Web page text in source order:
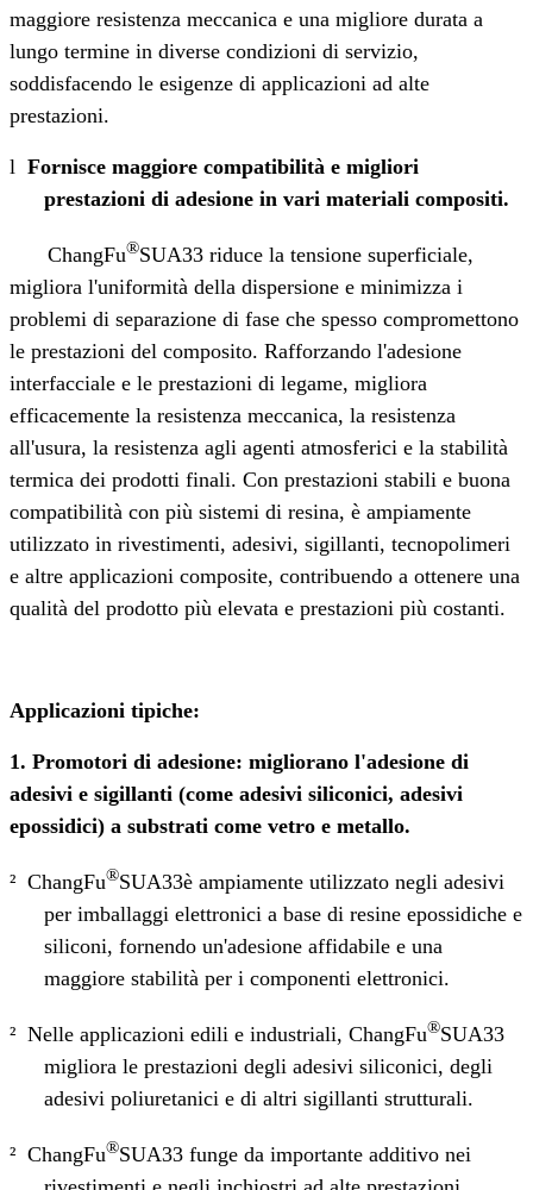
maggiore resistenza meccanica e una migliore durata a
lungo termine in diverse condizioni di servizio,
soddisfacendo le esigenze di applicazioni ad alte
prestazioni.
l Fornisce maggiore compatibilità e migliori
prestazioni di adesione in vari materiali compositi.
ChangFu®SUA33 riduce la tensione superficiale,
migliora l'uniformità della dispersione e minimizza i
problemi di separazione di fase che spesso compromettono
le prestazioni del composito. Rafforzando l'adesione
interfacciale e le prestazioni di legame, migliora
efficacemente la resistenza meccanica, la resistenza
all'usura, la resistenza agli agenti atmosferici e la stabilità
termica dei prodotti finali. Con prestazioni stabili e buona
compatibilità con più sistemi di resina, è ampiamente
utilizzato in rivestimenti, adesivi, sigillanti, tecnopolimeri
e altre applicazioni composite, contribuendo a ottenere una
qualità del prodotto più elevata e prestazioni più costanti.
Applicazioni tipiche:
1. Promotori di adesione: migliorano l'adesione di
adesivi e sigillanti (come adesivi siliconici, adesivi
epossidici) a substrati come vetro e metallo.
² ChangFu®SUA33è ampiamente utilizzato negli adesivi
per imballaggi elettronici a base di resine epossidiche e
siliconi, fornendo un'adesione affidabile e una
maggiore stabilità per i componenti elettronici.
² Nelle applicazioni edili e industriali, ChangFu®SUA33
migliora le prestazioni degli adesivi siliconici, degli
adesivi poliuretanici e di altri sigillanti strutturali.
² ChangFu®SUA33 funge da importante additivo nei